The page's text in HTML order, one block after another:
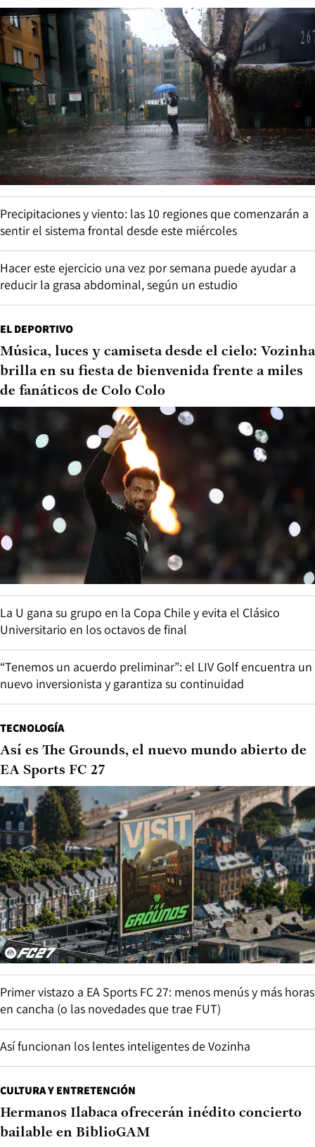
Precipitaciones y viento: las 10 regiones que comenzarán a
sentir el sistema frontal desde este miércoles
Hacer este ejercicio una vez por semana puede ayudar a
reducir la grasa abdominal, según un estudio
EL DEPORTIVO
Música, luces y camiseta desde el cielo: Vozinha
brilla en su fiesta de bienvenida frente a miles
de fanáticos de Colo Colo
La U gana su grupo en la Copa Chile y evita el Clásico
Universitario en los octavos de final
“Tenemos un acuerdo preliminar”: el LIV Golf encuentra un
nuevo inversionista y garantiza su continuidad
TECNOLOGÍA
Así es The Grounds, el nuevo mundo abierto de
EA Sports FC 27
Primer vistazo a EA Sports FC 27: menos menús y más horas
en cancha (o las novedades que trae FUT)
Así funcionan los lentes inteligentes de Vozinha
CULTURA Y ENTRETENCIÓN
Hermanos Ilabaca ofrecerán inédito concierto
bailable en BiblioGAM